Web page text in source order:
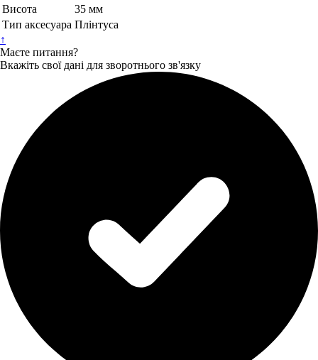
Висота
35 мм
Тип аксесуара Плінтуса
↑
Маєте питання?
Вкажіть свої дані для зворотнього зв'язку